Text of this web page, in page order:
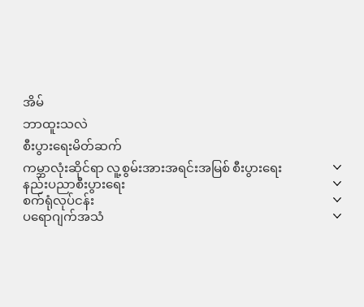
အိမ်
ဘာထူးသလဲ
စီးပွားရေးမိတ်ဆက်
ကမ္ဘာလုံးဆိုင်ရာ လူ့စွမ်းအားအရင်းအမြစ် စီးပွားရေး
နည်းပညာစီးပွားရေး
စက်ရုံလုပ်ငန်း
ပရောဂျက်အသံ